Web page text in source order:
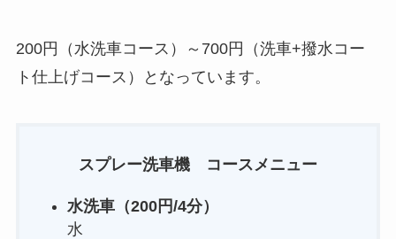
200円（水洗車コース）～700円（洗車+撥水コー
ト仕上げコース）となっています。
スプレー洗車機 コースメニュー
水洗車（200円/4分）
水